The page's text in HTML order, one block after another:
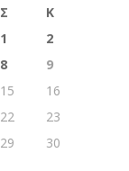
Σ
Κ
1
2
8
9
15
16
22
23
29
30